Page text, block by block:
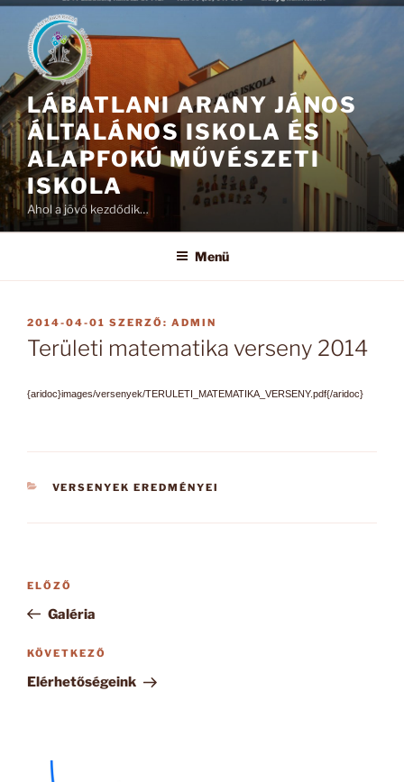
Tartalomhoz
LÁBATLANI ARANY JÁNOS
ÁLTALÁNOS ISKOLA ÉS
ALAPFOKÚ MŰVÉSZETI
ISKOLA
Ahol a jövő kezdődik…
Menü
BEKÜLDVE:
2014-04-01 SZERZŐ: ADMIN
Területi matematika verseny 2014
{aridoc}images/versenyek/TERULETI_MATEMATIKA_VERSENY.pdf{/aridoc}
KATEGÓRIÁK
VERSENYEK EREDMÉNYEI
Bejegyzés
Korábbi
bejegyzés
ELŐZŐ
Galéria
Következő
bejegyzés
KÖVETKEZŐ
Elérhetőségeink